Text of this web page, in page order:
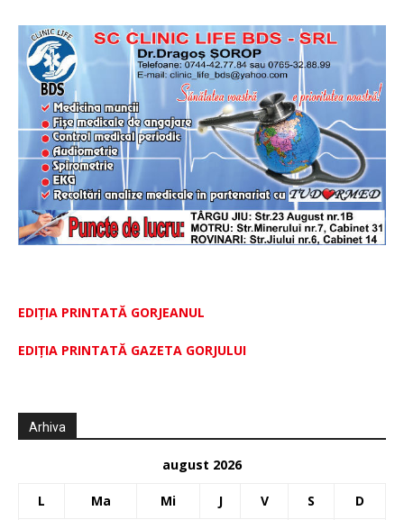
EDIȚIA PRINTATĂ GORJEANUL
EDIŢIA PRINTATĂ GAZETA GORJULUI
Arhiva
august 2026
L Ma Mi J V S D